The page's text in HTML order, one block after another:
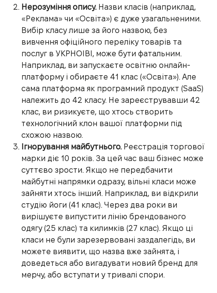
Нерозуміння опису. Назви класів (наприклад,
«Реклама» чи «Освіта») є дуже узагальненими.
Вибір класу лише за його назвою, без
вивчення офіційного переліку товарів та
послуг в УКРНОІВІ, може бути фатальним.
Наприклад, ви запускаєте освітню онлайн-
платформу і обираєте 41 клас («Освіта»). Але
сама платформа як програмний продукт (SaaS)
належить до 42 класу. Не зареєструвавши 42
клас, ви ризикуєте, що хтось створить
технологічний клон вашої платформи під
схожою назвою.
Ігнорування майбутнього. Реєстрація торгової
марки діє 10 років. За цей час ваш бізнес може
суттєво зрости. Якщо не передбачити
майбутні напрямки одразу, вільні класи може
зайняти хтось інший. Наприклад, ви відкрили
студію йоги (41 клас). Через два роки ви
вирішуєте випустити лінію брендованого
одягу (25 клас) та килимків (27 клас). Якщо ці
класи не були зарезервовані заздалегідь, ви
можете виявити, що назва вже зайнята, і
доведеться або вигадувати новий бренд для
мерчу, або вступати у тривалі спори.